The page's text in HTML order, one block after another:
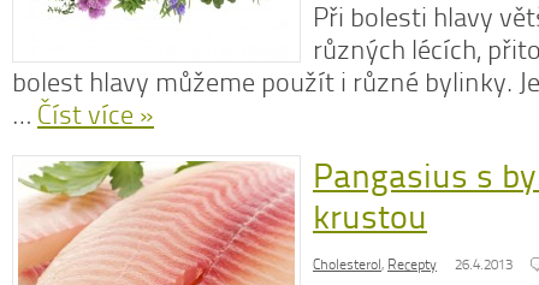
Při bolesti hlavy
různých lécích,
bolest hlavy můžeme použít i různé bylinky.
… Číst více »
Pangasius s
krustou
Cholesterol, Recepty 26.4.2013